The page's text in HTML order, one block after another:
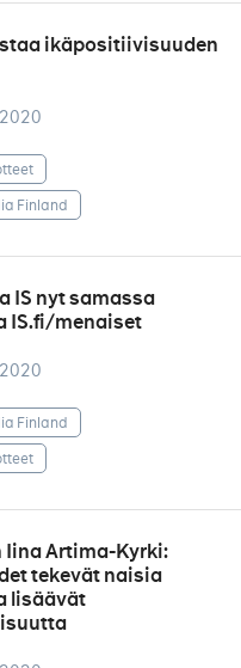
ikäpositiivisuuden
Finland
IS nyt samassa
IS.fi/menaiset
Finland
Iina Artima-Kyrki:
tekevät naisia
lisäävät